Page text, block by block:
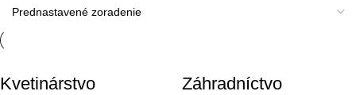
Kvetinárstvo Záhradníctvo